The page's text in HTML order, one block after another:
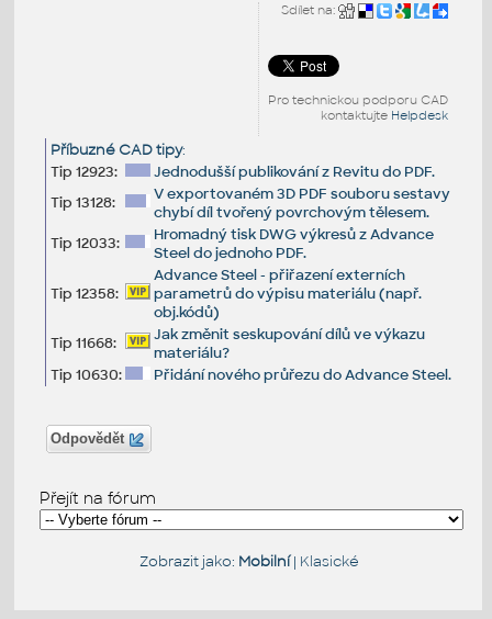
Sdílet na:
Pro technickou podporu CAD
kontaktujte Helpdesk
Příbuzné CAD tipy:
Tip 12923:
Jednodušší publikování z Revitu do PDF.
Tip 13128:
V exportovaném 3D PDF souboru sestavy
chybí díl tvořený povrchovým tělesem.
Tip 12033:
Hromadný tisk DWG výkresů z Advance
Steel do jednoho PDF.
Tip 12358:
Advance Steel - přiřazení externích
parametrů do výpisu materiálu (např.
obj.kódů)
Tip 11668:
Jak změnit seskupování dílů ve výkazu
materiálu?
Tip 10630:
Přidání nového průřezu do Advance Steel.
Odpovědět
Přejít na fórum
Zobrazit jako: Mobilní| Klasické